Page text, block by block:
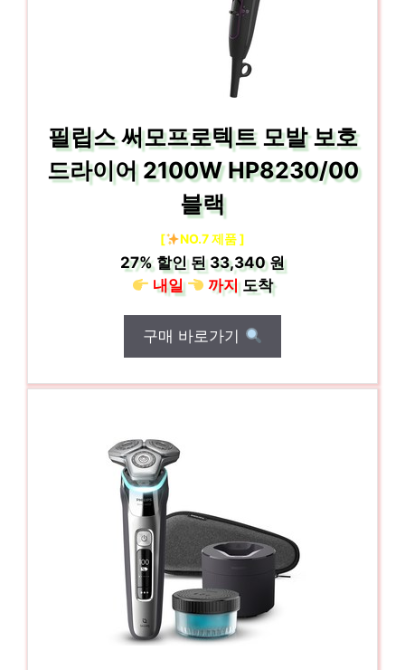
필립스 써모프로텍트 모발 보호
드라이어 2100W HP8230/00
블랙
[ NO.7 제품 ]
27%할인 된33,340 원
내일
까지도착
구매 바로가기